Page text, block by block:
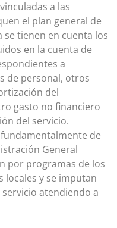
a las
el plan general de
tienen en cuenta los
en la cuenta de
a
de personal, otros
del
gasto no financiero
del servicio.
de
General
por programas de los
locales y se imputan
atendiendo a